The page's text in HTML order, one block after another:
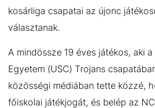
kosárliga csapatai az újonc
választanak.
A mindössze 19 éves játékos, aki
Egyetem (USC) Trojans
közösségi médiában tette közzé,
főiskolai játékjogát, és belép az